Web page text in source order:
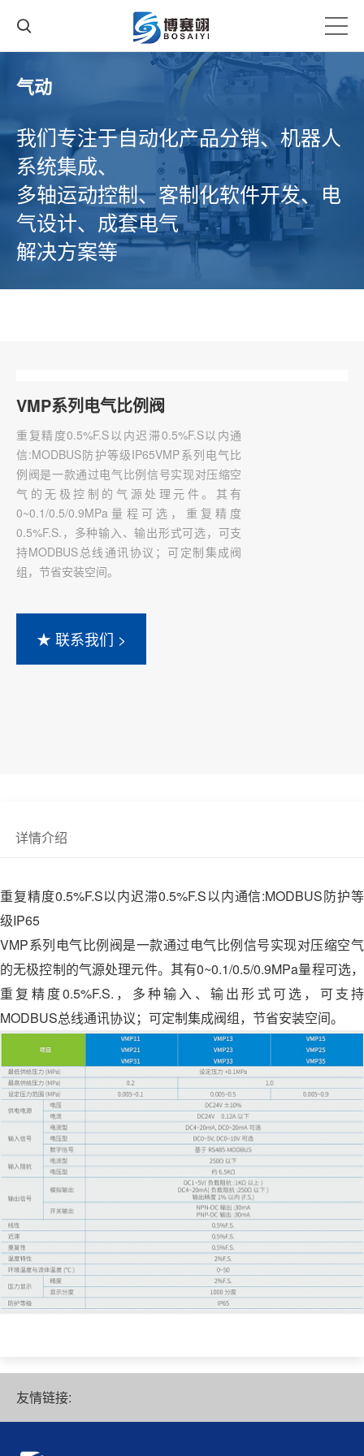
气动
我们专注于自动化产品分销、机器人
系统集成、
多轴运动控制、客制化软件开发、电
气设计、成套电气
解决方案等
VMP系列电气比例阀
重复精度0.5%F.S以内迟滞0.5%F.S以内通
信:MODBUS防护等级IP65VMP系列电气比
例阀是一款通过电气比例信号实现对压缩空
气的无极控制的气源处理元件。其有
0~0.1/0.5/0.9MPa量程可选，重复精度
0.5%F.S.，多种输入、输出形式可选，可支
持MODBUS总线通讯协议；可定制集成阀
组，节省安装空间。
★ 联系我们 >
详情介绍
重复精度0.5%F.S以内迟滞0.5%F.S以内通信:MODBUS防护等
级IP65
VMP系列电气比例阀是一款通过电气比例信号实现对压缩空气
的无极控制的气源处理元件。其有0~0.1/0.5/0.9MPa量程可选，
重复精度0.5%F.S.，多种输入、输出形式可选，可支持
MODBUS总线通讯协议；可定制集成阀组，节省安装空间。
友情链接: